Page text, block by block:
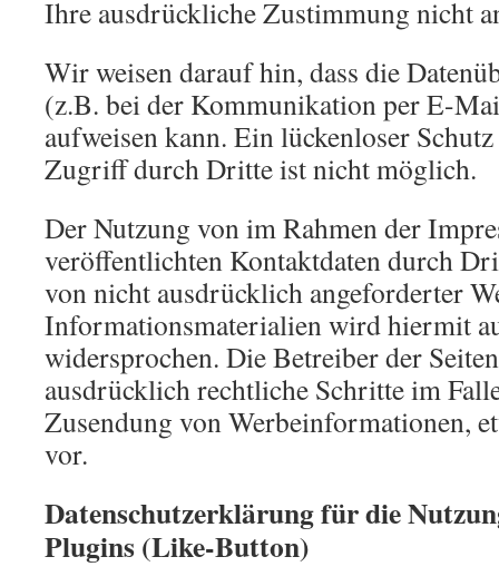
Ihre ausdrückliche Zustimmung nicht
Wir weisen darauf hin, dass die
(z.B. bei der Kommunikation per E-
aufweisen kann. Ein lückenloser
Zugriff durch Dritte ist nicht möglich.
Der Nutzung von im Rahmen der
veröffentlichten Kontaktdaten durch
von nicht ausdrücklich angeforderter
Informationsmaterialien wird hiermit
widersprochen. Die Betreiber der
ausdrücklich rechtliche Schritte im
Zusendung von Werbeinformationen,
vor.
Datenschutzerklärung für die
Plugins (Like-Button)